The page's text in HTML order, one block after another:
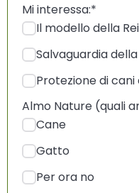
Mi interessa:*
Il modello della
Salvaguardia
Protezione di
Almo Nature (quali
Cane
Gatto
Per ora no